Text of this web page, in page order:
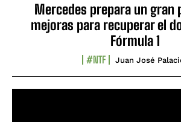
Mercedes prepara un gran
mejoras para recuperar el
Fórmula 1
#NTF Juan José